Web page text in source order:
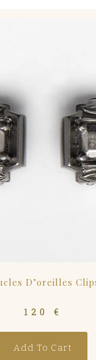
D’oreilles
120 €
Add To Cart